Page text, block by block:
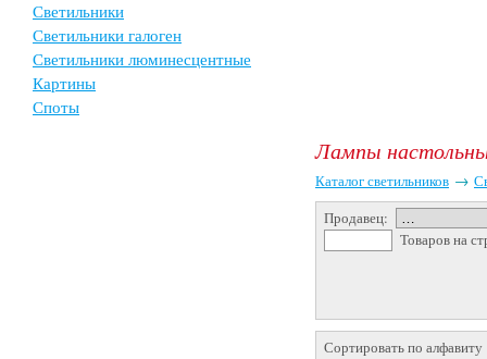
Светильники
Светильники галоген
Светильники люминесцентные
Картины
Споты
Лампы
Каталог светильников →
Продавец:
Товаров на
Сортировать по алфавиту